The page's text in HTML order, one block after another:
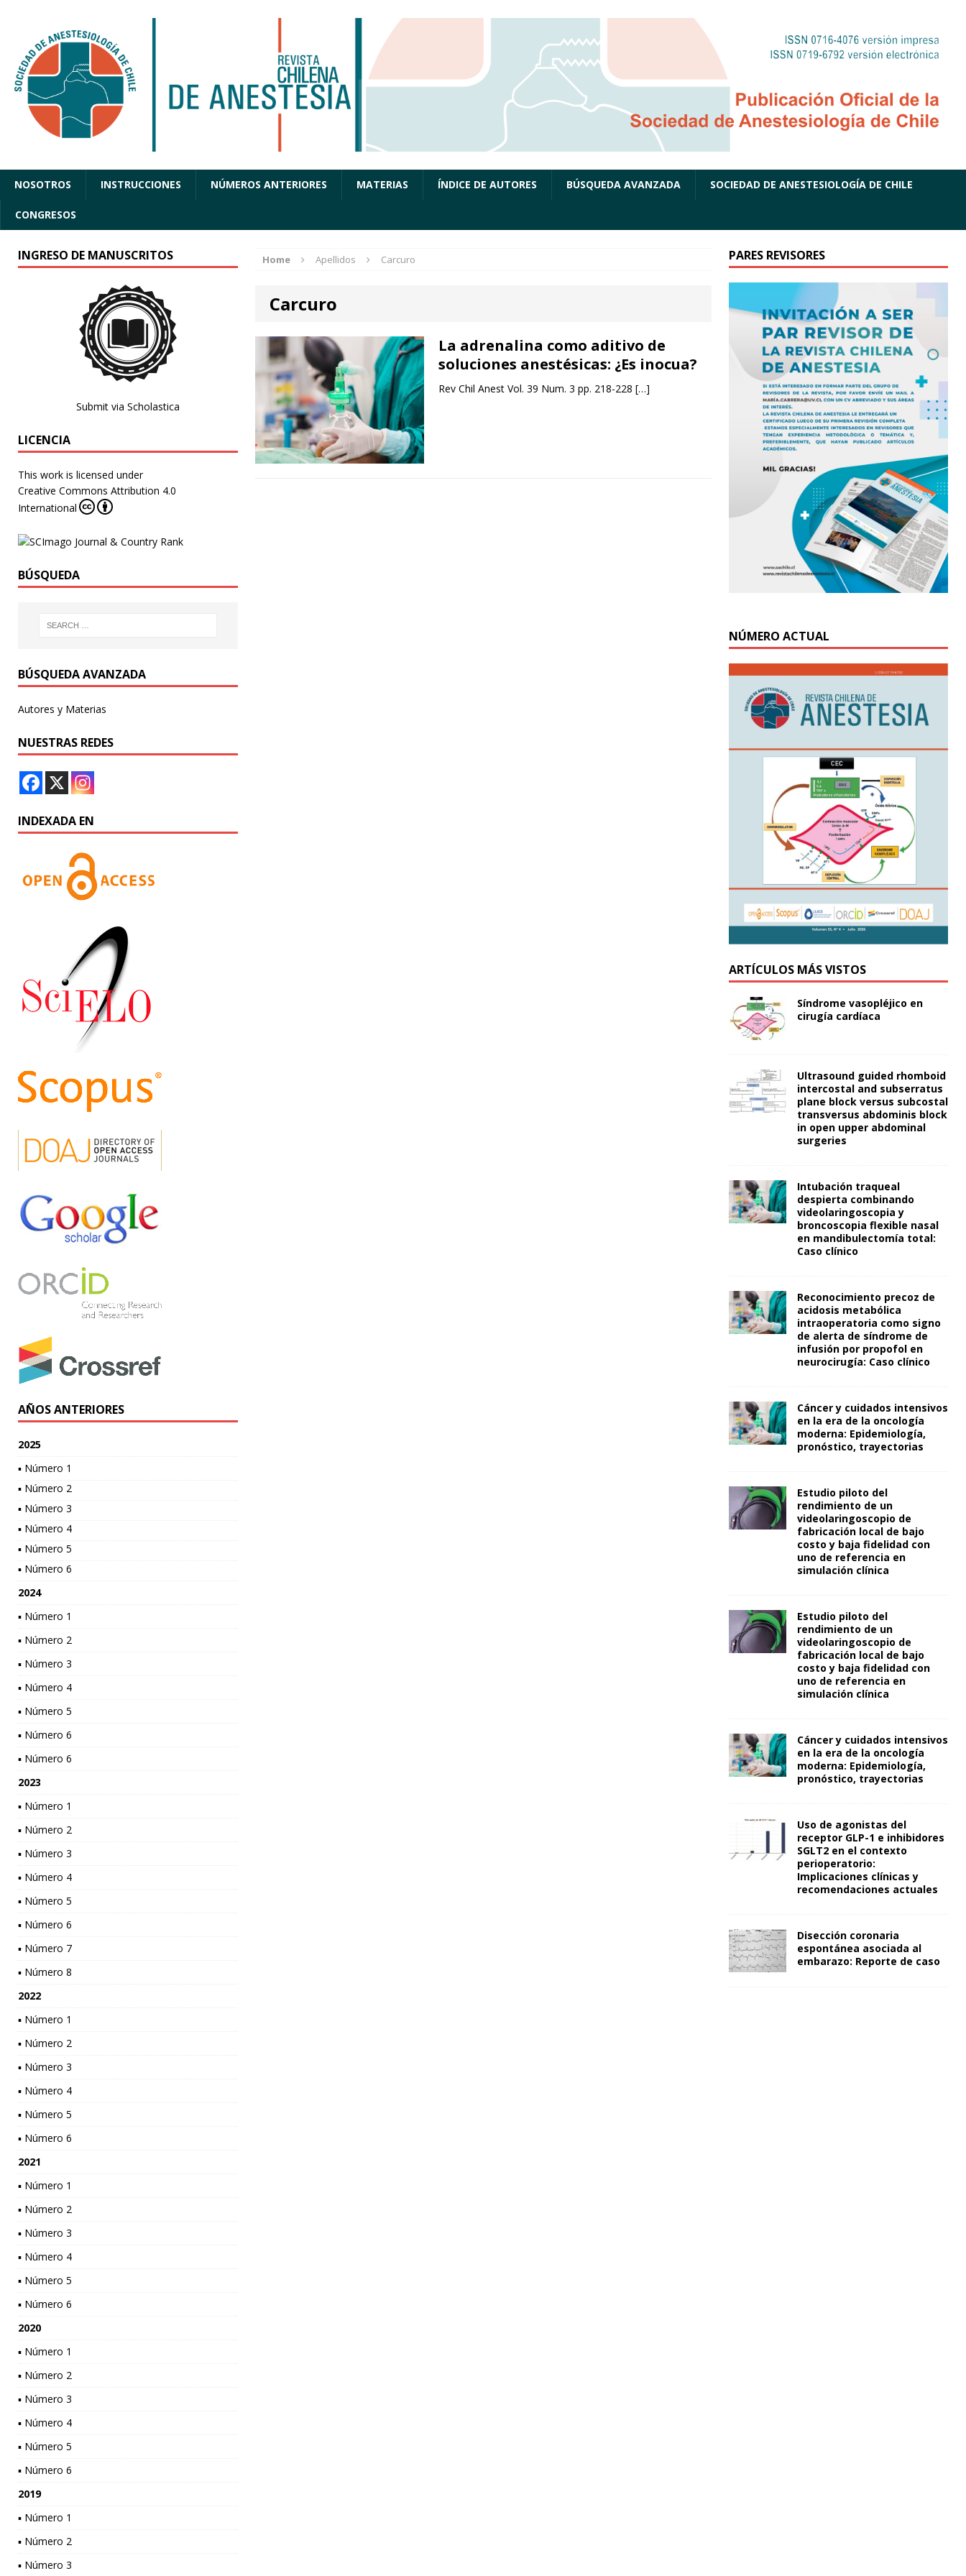
NOSOTROS INSTRUCCIONES NÚMEROS ANTERIORES MATERIAS ÍNDICE DE AUTORES BÚSQUEDA AVANZADA SOCIEDAD DE ANESTESIOLOGÍA DE CHILE
CONGRESOS
Home Apellidos Carcuro
Carcuro
La adrenalina como aditivo de
soluciones anestésicas: ¿Es inocua?
Rev Chil Anest Vol. 39 Num. 3 pp. 218-228 […]
INGRESO DE MANUSCRITOS
Submit via Scholastica
LICENCIA
This work is licensed under
Creative Commons Attribution 4.0
International
BÚSQUEDA
BÚSQUEDA AVANZADA
Autores y Materias
NUESTRAS REDES
INDEXADA EN
AÑOS ANTERIORES
2025
▪ Número 1
▪ Número 2
▪ Número 3
▪ Número 4
▪ Número 5
▪ Número 6
2024
▪ Número 1
▪ Número 2
▪ Número 3
▪ Número 4
▪ Número 5
▪ Número 6
▪ Número 6
2023
▪ Número 1
▪ Número 2
▪ Número 3
▪ Número 4
▪ Número 5
▪ Número 6
▪ Número 7
▪ Número 8
2022
▪ Número 1
▪ Número 2
▪ Número 3
▪ Número 4
▪ Número 5
▪ Número 6
2021
▪ Número 1
▪ Número 2
▪ Número 3
▪ Número 4
▪ Número 5
▪ Número 6
2020
▪ Número 1
▪ Número 2
▪ Número 3
▪ Número 4
▪ Número 5
▪ Número 6
2019
▪ Número 1
▪ Número 2
▪ Número 3
PARES REVISORES
NÚMERO ACTUAL
ARTÍCULOS MÁS VISTOS
Síndrome vasopléjico en
cirugía cardíaca
Ultrasound guided rhomboid
intercostal and subserratus
plane block versus subcostal
transversus abdominis block
in open upper abdominal
surgeries
Intubación traqueal
despierta combinando
videolaringoscopia y
broncoscopia flexible nasal
en mandibulectomía total:
Caso clínico
Reconocimiento precoz de
acidosis metabólica
intraoperatoria como signo
de alerta de síndrome de
infusión por propofol en
neurocirugía: Caso clínico
Cáncer y cuidados intensivos
en la era de la oncología
moderna: Epidemiología,
pronóstico, trayectorias
Estudio piloto del
rendimiento de un
videolaringoscopio de
fabricación local de bajo
costo y baja fidelidad con
uno de referencia en
simulación clínica
Estudio piloto del
rendimiento de un
videolaringoscopio de
fabricación local de bajo
costo y baja fidelidad con
uno de referencia en
simulación clínica
Cáncer y cuidados intensivos
en la era de la oncología
moderna: Epidemiología,
pronóstico, trayectorias
Uso de agonistas del
receptor GLP-1 e inhibidores
SGLT2 en el contexto
perioperatorio:
Implicaciones clínicas y
recomendaciones actuales
Disección coronaria
espontánea asociada al
embarazo: Reporte de caso